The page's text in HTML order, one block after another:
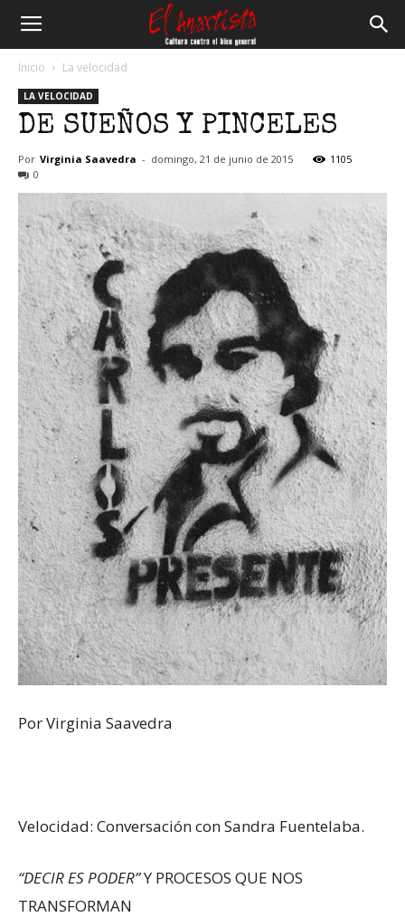
Anartista
Inicio La velocidad
LA VELOCIDAD
DE SUEÑOS Y PINCELES
Por Virginia Saavedra - domingo, 21 de junio de 2015
1105
0
Por Virginia Saavedra
Velocidad: Conversación con Sandra Fuentelaba.
“DECIR ES PODER”Y PROCESOS QUE NOS
TRANSFORMAN